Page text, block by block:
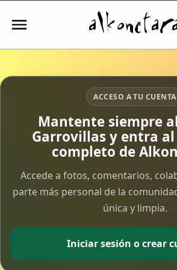
Iniciar sesión
Mi Cuenta
El Tiempo
Comunidad
ACCESO A TU CUENTA
Mantente siempre
Garrovillas y entra
completo de
Accede a fotos, comentarios,
parte más personal de la
única y limpia.
Iniciar sesión o crear